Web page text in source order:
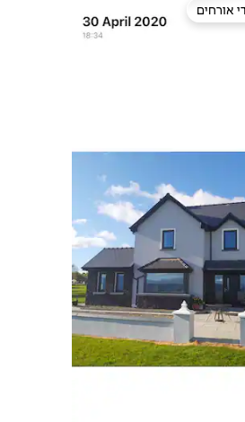
מועדפים על ידי אורחים
אורחים